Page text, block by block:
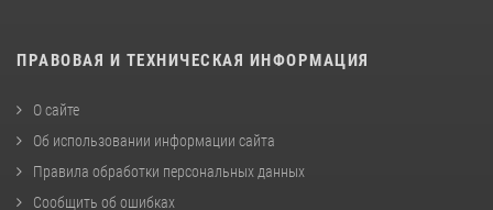
ПРАВОВАЯ И ТЕХНИЧЕСКАЯ ИНФОРМАЦИЯ
О сайте
Об использовании информации сайта
Правила обработки персональных данных
Сообщить об ошибках